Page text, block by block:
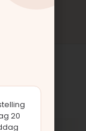
20